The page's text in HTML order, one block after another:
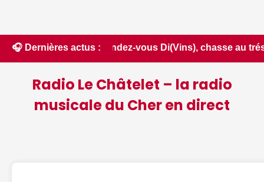
🎧 Dernières actus :
vous Di(Vins), chasse au trésor nocturne...
Radio Le Châtelet – la radio
musicale du Cher en direct